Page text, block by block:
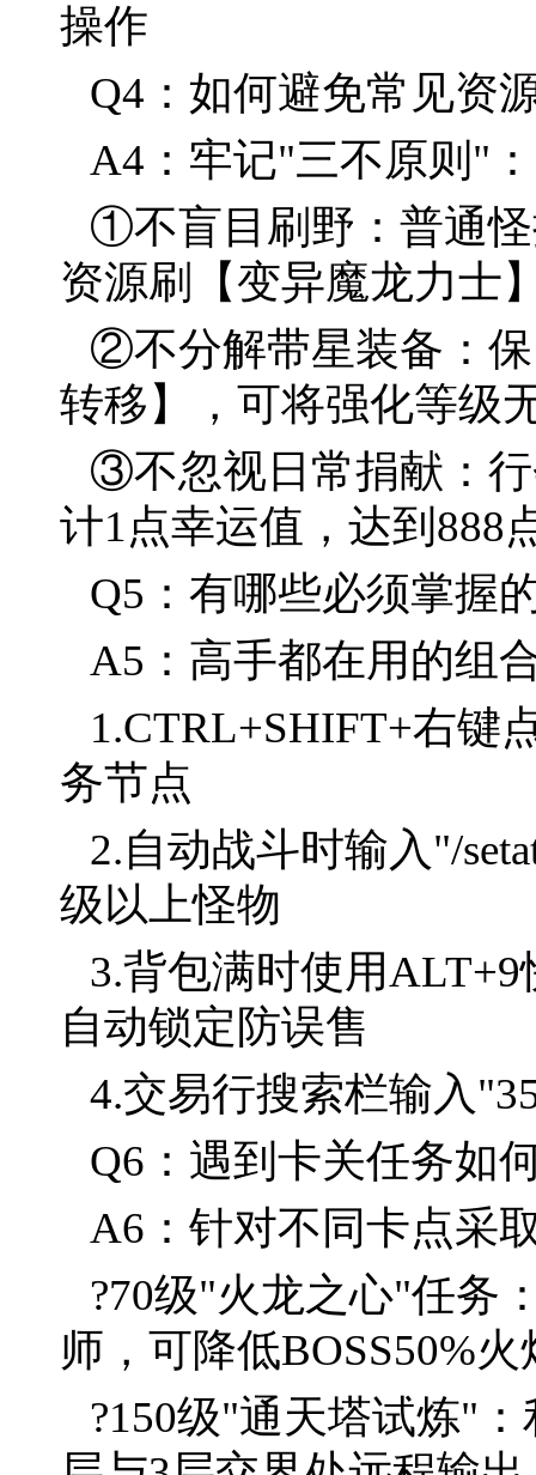
操作
Q4：如何避免常见资
A4：牢记"三不原则"：
①不盲目刷野：普通
资源刷【变异魔龙力士
②不分解带星装备：
转移】，可将强化等级
③不忽视日常捐献：
计1点幸运值，达到888
Q5：有哪些必须掌握
A5：高手都在用的组
1.CTRL+SHIFT+右键
务节点
2.自动战斗时输入"/
级以上怪物
3.背包满时使用
自动锁定防误售
4.交易行搜索栏输入
Q6：遇到卡关任务如
A6：针对不同卡点采
?70级"火龙之心"任务
师，可降低BOSS50%
?150级"通天塔试炼"